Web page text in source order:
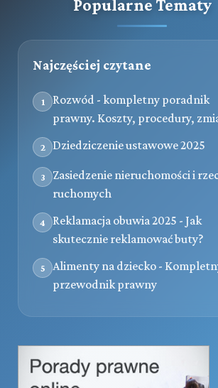
Popularne Tematy
Najczęściej czytane
1
Rozwód - kompletny poradnik
prawny. Koszty, procedury,
2 Dziedziczenie ustawowe 2025
3
Zasiedzenie nieruchomości i
ruchomych
4
Reklamacja obuwia 2025 - Jak
skutecznie reklamować buty?
5
Alimenty na dziecko -
przewodnik prawny